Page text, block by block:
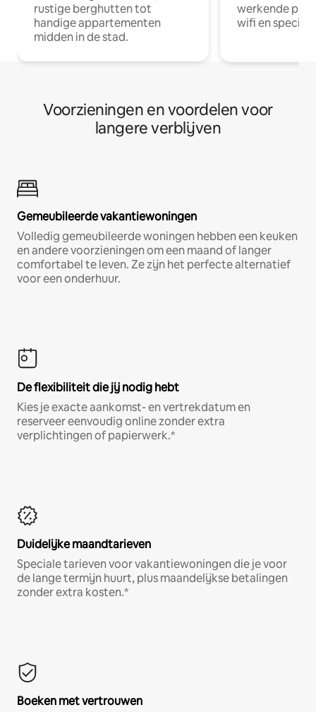
rustige berghutten tot
handige appartementen
midden in de stad.
werkende
wifi en
Voorzieningen en voordelen voor
langere verblijven
Gemeubileerde vakantiewoningen
Volledig gemeubileerde woningen hebben een keuken
en andere voorzieningen om een maand of langer
comfortabel te leven. Ze zijn het perfecte alternatief
voor een onderhuur.
De flexibiliteit die jij nodig hebt
Kies je exacte aankomst- en vertrekdatum en
reserveer eenvoudig online zonder extra
verplichtingen of papierwerk.*
Duidelijke maandtarieven
Speciale tarieven voor vakantiewoningen die je voor
de lange termijn huurt, plus maandelijkse betalingen
zonder extra kosten.*
Boeken met vertrouwen